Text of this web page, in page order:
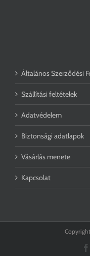
Általános Szerződési
Szállítási feltételek
Adatvédelem
Biztonsági adatlapok
Vásárlás menete
Kapcsolat